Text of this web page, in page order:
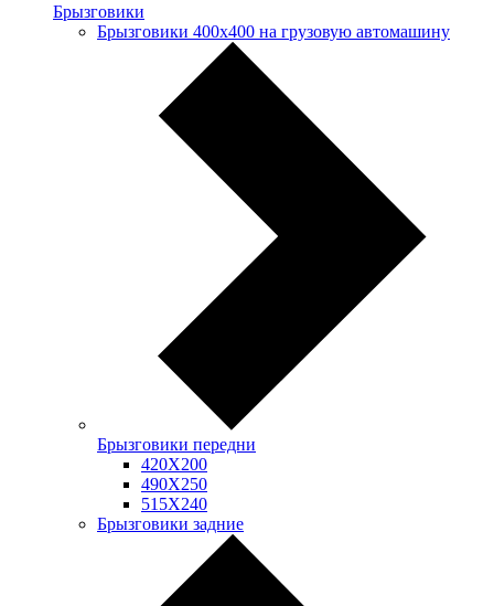
Брызговики
Брызговики 400х400 на грузовую автомашину
Брызговики передни
420Х200
490Х250
515Х240
Брызговики задние